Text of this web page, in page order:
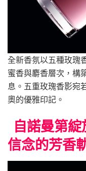
全新香氛以五種玫瑰
蜜香與麝香層次，構
息。五重玫瑰香影宛
奧的優雅印記。
自諾曼第
信念的芳香